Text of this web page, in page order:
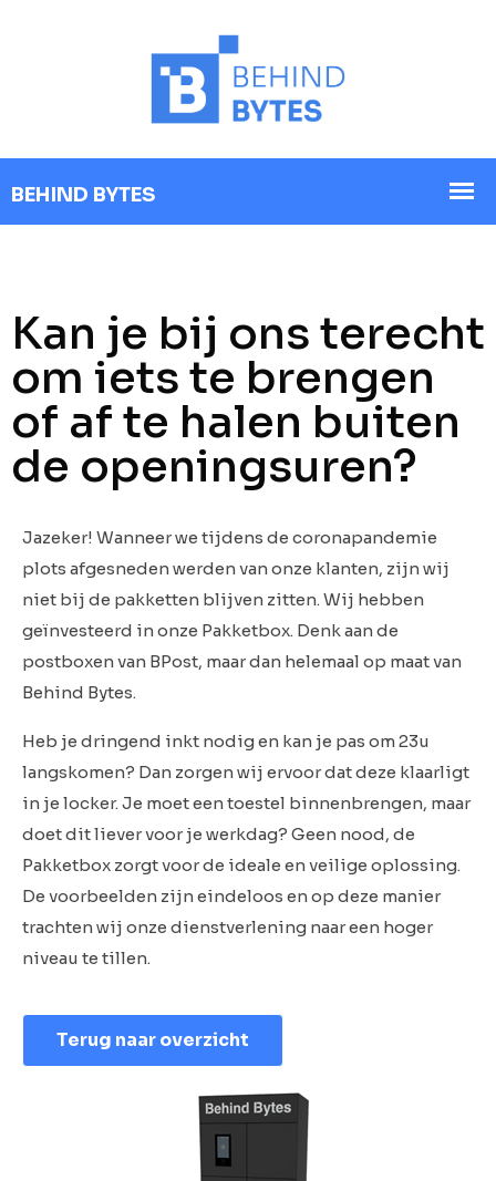
Kan je bij ons terecht
om iets te brengen
of af te halen buiten
de openingsuren?
Jazeker! Wanneer we tijdens de coronapandemie
plots afgesneden werden van onze klanten, zijn wij
niet bij de pakketten blijven zitten. Wij hebben
geïnvesteerd in onze Pakketbox. Denk aan de
postboxen van BPost, maar dan helemaal op maat van
Behind Bytes.
Heb je dringend inkt nodig en kan je pas om 23u
langskomen? Dan zorgen wij ervoor dat deze klaarligt
in je locker. Je moet een toestel binnenbrengen, maar
doet dit liever voor je werkdag? Geen nood, de
Pakketbox zorgt voor de ideale en veilige oplossing.
De voorbeelden zijn eindeloos en op deze manier
trachten wij onze dienstverlening naar een hoger
niveau te tillen.
Terug naar overzicht